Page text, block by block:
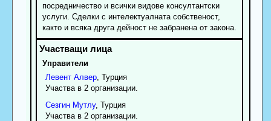
посредничество и всички видове консултантски
услуги. Сделки с интелектуалната собственост,
както и всяка друга дейност не забранена от закона.
Управители
Левент Алвер, Турция
Участва в 2 организации.
Сезгин Мутлу, Турция
Участва в 2 организации.